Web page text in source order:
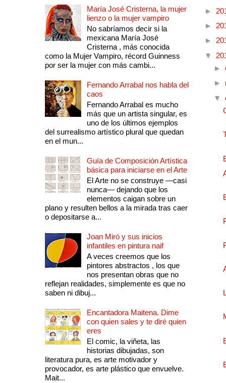
María José Cristerna, la mujer
lienzo o la mujer vampiro
No sabríamos decir si la
mexicana María José
Cristerna , más conocida
como la Mujer Vampiro, récord Guinness
por ser la mujer con más cambi...
Fernando Arrabal nos habla del
caos
Fernando Arrabal es mucho
más que un artista singular, es
uno de los últimos ejemplos
del surrealismo artístico plural que quedan
en el mun...
Guía de Composición Artística
básica para iniciarse en el Arte
El Arte no se construye —casi
nunca— dejando que los
elementos caigan sobre un
plano y resulten bellos a la mirada tras caer
o depositarse a...
Joan Miró y sus inicios
infantiles en pintura naif
A veces creemos que los
pintores abstractos , los que
nos presentan obras que no
reflejan realidades, simplemente es que no
saben ni dibuj...
Encantadora Maitena. Dime
con quien sales y te diré quien
eres
El comic, la viñeta, las
historias dibujadas, son
literatura pura, es arte motivador y
provocador, es arte plástico que envuelve.
Mait...
►
►
►
▼
►
►
▼